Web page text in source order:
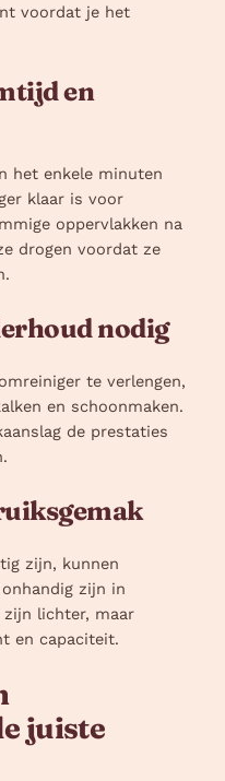
voordat je het
en
het enkele minuten
klaar is voor
oppervlakken na
drogen voordat ze
nodig
te verlengen,
en schoonmaken.
de prestaties
zijn, kunnen
zijn in
zijn lichter, maar
en capaciteit.
juiste